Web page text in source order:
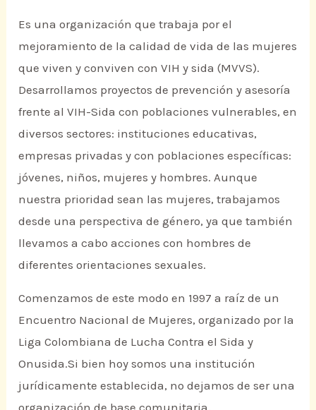
Es una organización que trabaja por el
mejoramiento de la calidad de vida de las mujeres
que viven y conviven con VIH y sida (MVVS).
Desarrollamos proyectos de prevención y asesoría
frente al VIH-Sida con poblaciones vulnerables, en
diversos sectores: instituciones educativas,
empresas privadas y con poblaciones específicas:
jóvenes, niños, mujeres y hombres. Aunque
nuestra prioridad sean las mujeres, trabajamos
desde una perspectiva de género, ya que también
llevamos a cabo acciones con hombres de
diferentes orientaciones sexuales.
Comenzamos de este modo en 1997 a raíz de un
Encuentro Nacional de Mujeres, organizado por la
Liga Colombiana de Lucha Contra el Sida y
Onusida.Si bien hoy somos una institución
jurídicamente establecida, no dejamos de ser una